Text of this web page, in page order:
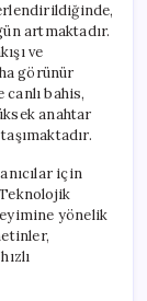
artmaktadır.
ve
görünür
bahis,
anahtar
için
yönelik